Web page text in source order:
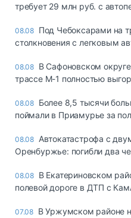
требует 29 млн руб. с
08.08 Под Чебоксарами на
столкновения с легковым
08.08 В Сафоновском
трассе М-1 полностью
08.08 Более 8,5 тысячи
поймали в Приамурье за
08.08 Автокатастрофа с
Оренбуржье: погибли два
08.08 В Екатериновском
полевой дороге в ДТП с
07.08 В Уржумском районе